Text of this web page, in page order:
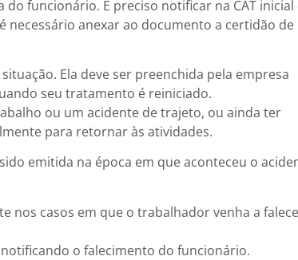
funcionário. É preciso notificar na CAT inicial
necessário anexar ao documento a certidão de
Ela deve ser preenchida pela empresa
seu tratamento é reiniciado.
ou um acidente de trajeto, ou ainda ter
para retornar às atividades.
emitida na época em que aconteceu o
nos casos em que o trabalhador venha a
o falecimento do funcionário.